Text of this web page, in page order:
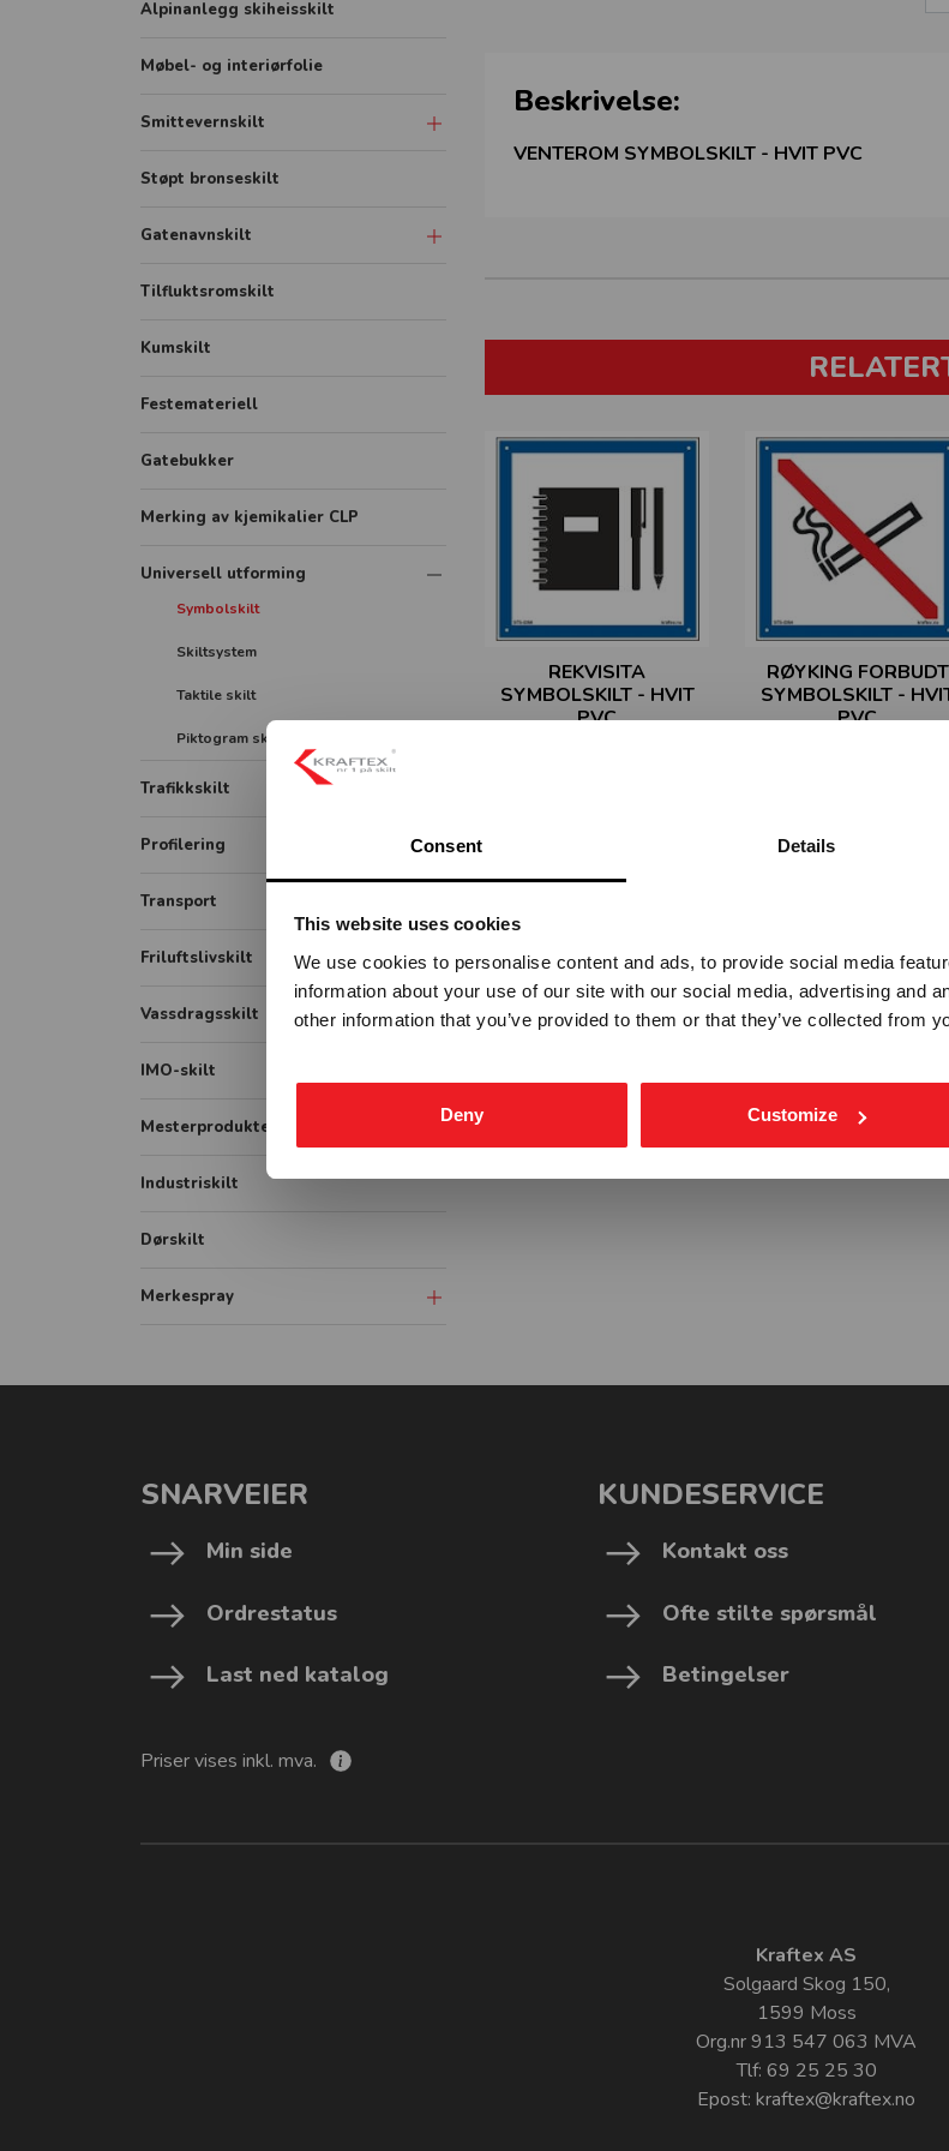
Consent Details
This website uses cookies
We use cookies to personalise content and ads, to provide social media
information about your use of our site with our social media, advertising and
other information that you’ve provided to them or that they’ve collected from
Deny Customize
Alpinanlegg skiheisskilt
Møbel- og interiørfolie
Smittevernskilt
Skilt
Rollup
FHI plakater
Støpt bronseskilt
Gatenavnskilt
Gatenavn refleks aluminium
Tilfluktsromskilt
Kumskilt
Festemateriell
Gatebukker
Merking av kjemikalier CLP
Universell utforming
Symbolskilt
Skiltsystem
Taktile skilt
Piktogram skilt
Trafikkskilt
Forbudsskilt
Opplysningsskilt
Veiarbeid og arbeidsvarsling
Påbudsskilt
Tunnelskilt
Varslingsutstyr
Profilering
Transport
ADR / farlig gods
Container
Friluftslivskilt
Vassdragsskilt
Vassdrag målestav
Vassdrag fareskilt
Vassdrag forbudsskilt
Vassdrag underskilt
IMO-skilt
IMO Safety signs
IMO Combination signs
Mesterprodukter
Industriskilt
Dørskilt
Merkespray
Linjemarkering
Beskrivelse:
VENTEROM SYMBOLSKILT - HVIT PVC
REKVISITA
SYMBOLSKILT - HVIT
PVC
RØYKING FORBUDT
SYMBOLSKILT -
PVC
SNARVEIER
Min side
Ordrestatus
Last ned katalog
KUNDESERVICE
Kontakt oss
Ofte stilte spørsmål
Betingelser
Priser vises inkl. mva.
Kraftex AS
Solgaard Skog 150,
1599 Moss
Org.nr 913 547 063 MVA
Tlf: 69 25 25 30
Epost: kraftex@kraftex.no
BEDRIFT
ekskl. mva.